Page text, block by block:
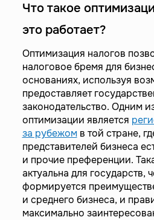
Что такое
это работает?
Оптимизация налогов
налоговое бремя для
основаниях, используя
предоставляет
законодательство. Одним
оптимизации является
за рубежомв той стране,
представителей бизнеса
и прочие преференции.
актуальна для государств,
формируется
и среднего бизнеса, и
максимально